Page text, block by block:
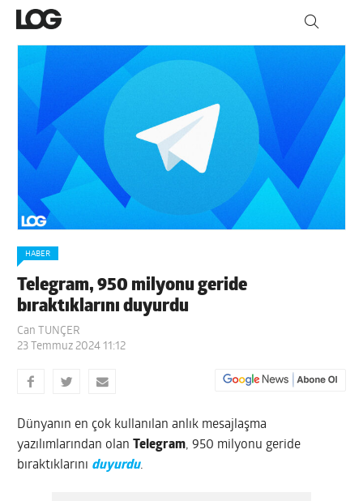
HABER
Telegram, 950 milyonu geride
bıraktıklarını duyurdu
Can TUNÇER
23 Temmuz 2024 11:12
Dünyanın en çok kullanılan anlık mesajlaşma
yazılımlarından olan
Telegram, 950 milyonu geride
bıraktıklarını duyurdu.